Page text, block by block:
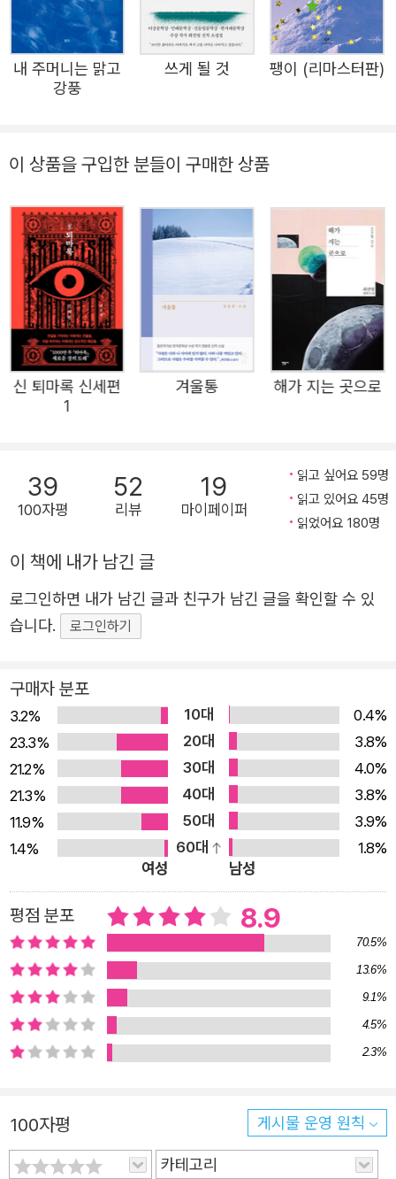
어? 어떤 풍경을 가장 좋아해? 물론 나무는 대답이 없었습니다.
나무의 나이가 궁금해서 줄기나 수관을 유심히 살펴본 적도 있지
만 아무것도 알아내지 못했습니다.
제주로 거처를 옮긴 뒤에도 매일 저녁 산책을 했습니다. 친구를
는 사람이 만든 안내판이 있었고, 나무들의 수령이 적혀 있었습니
에서…… 다 봤을 겁니다. 인간의 어리석음을, 악행을, 나약함을,
순수함을, 서로를 돕고 아끼는 모습을, 사랑하고 기도하다 어느
날 문득 사라져버리는 찰나의 삶을.
이 소설은 그렇게 시작되었다고 말할 수 있을까요. 영주와 서울,
대전과 천안의 나무 친구들은 잘 지내고 있겠지요.
나무를 알고 싶어서 이런저런 책과 인터넷 정보를 찾아 봤습니다.
하지만 나는 여전히 나무를 모릅니다. 나무를 보면서도 사람을 생
분이었습니다. 줄기처럼, 잎처럼, 햇살을 받으며 하늘 높이 오르
고 싶었던 건 아니었어요. 그러나 뿌리처럼 더욱 깊은 곳으로 나
아가고 싶지도 않았습니다. 무엇을 원하는지도 모르고 매일 글을
썼습니다.
10여 년간 붙들고 지낸 여러 질문이 있습니다. 반복적으로 쓴 문
장과 단어가 있습니다. 소설을 쓰면서 답을 찾고 싶었습니다. 답
가 계속 묻던 것은 알고 싶지 않은 것이었어요. 모른 채 살고 싶은
것. 답을 알게 될까 두렵습니다. 풀지 못한 문제로 남겨두고 다른
질문으로 나아가고 싶습니다.
다른 질문. 그것이 가능할까요. 가까스로 사람에 불과한 내가. 글
을 쓸수록 강렬하게 인지합니다. 한 번뿐인 삶, 다시없을 오늘을.
소설의 막바지에 이르렀을 때는 여름이 시작되고 있었어요. 파란
하늘에서 느닷없이 쏟아지는 소나기. 언젠가 사라져버릴 당신과
나를 영원히 사랑하기 위해 이 소설을 썼습니다.
(…) 그리고 이 문장을 바라보는 당신에게 내 마음을 전해요. 지금
내 마음에는 광활한 하늘과 드넓은 바다, 거센 바람을 타는 새, 비
바람에도 한자리에서 다만 흔들리는 나무가 있습니다. 단 한 사
람, 당신이 있습니다. 이 마음을 지키며 언제고 당도할 안부를 기
다리겠습니다.
를 바이러스가 전 세계를 뒤덮은 혼란의 시기를 배경으로 한
아포칼립스 소설 《해가 지는 곳으로》, 성폭력 피해생존자의
내밀한 의식과 현실을 정면으로 주파한 《이제야 언니에게》
대 가정에서 자라난 소녀, 비정규직 청년 등 폭력과 고통의
이야기는 내내 주목받고 신뢰받았다. 그럼에도 어떠한 동요
없이 어떠한 소비 없이 묵묵히 쓰기를 계속해온 작가. “쓰다
보면 견딜 수 있다”라는 그의 말은 “최진영은 끝까지 우리
삶의 전부를 써낼 것이다”(소설가 황현진)라는 말로 통한다.
이런 그가 2년여 만에 발표하는 신작 장편소설 《단 한 사람》
으로 한발 더 나아갔다. 지구에서 가장 키가 크고 오래 사는
생물, 수천 년 무성한 나무의 생 가운데 이파리 한 장만큼을
빌려 죽을 위기에 처한 단 한 명만 살릴 수 있는, 나무와 인
해, 사고사와 자연사 등 무작위한 죽음의 장면. 동시에 한 목
소리가 들린다. 네가 구하면 살아. 나무의 알 수 없는 소환은
이어지고 일상은 흔들린다. 수많은 죽음 가운데 오직 한 사
람만을 살려야 한다는 것, 그런데 이 일은 대를 이어온 과업.
마라고 했다. 이제 목화는 선택해야 한다. 삶과 죽음은 무엇
인가? 신에게는 뜻이 있는가? 사람은 서로에게 구원이 될 수
랫동안 천착해온 묵직한 주제와 더불어 문명과 세태에 대한
날카로운 통찰이 돋보임은 물론, ‘수명 중개’라는 판타지적
요소까지 더해 읽는 재미가 배가된다. 최진영 소설 세계의
전환점이 될 《단 한 사람》은 작가가 3년 전 착안해 지난 1년
간의 집필 끝에 출간하는 전작 소설이자 여덟 번째 장편이
다. “오직 너라는 한 존재를 바라보고 있다고” 3대에 걸친
‘살리는 자’의 숙명, 그리고 ‘인간의 몫’에 관하여 최초에 씨
앗에서 움튼 어린 두 나무가 있었다. 부족함을 모르고 무럭
무럭 자라 천재지변을 견디고 장엄한 숲이 된. 그러나 두 발
로 걷는 희귀한 종족 인간이 나타나고 나무들은 차례로 쓰러
진다. 사람에게 파괴된 적이 있는 나무, 그 나무는 그 자리에
서 어떤 사람을 파괴한 적이 있다. 장미수와 신복일은 결속
하여 일화, 월화, 금화, 쌍둥이 남매 목화와 목수를 낳는다.
어느 날 꼬마 금화와 쌍둥이는 홀린 듯 그 숲속으로 향한다.
산을 오르던 금화의 머리 위로 나무가 우지끈 기운다. 목화
화는 온데간데없다. 금화의 실종 후 가족들은 죄책감으로 고
로 투신의 장면들이 펼쳐진다. 그 죽음을 목도하다가 목소리
내 주머니는 맑고
강풍
쓰게 될 것 팽이 (리마스터판)
이 상품을 구입한 분들이 구매한 상품
신 퇴마록 신세편
1
겨울통 해가 지는 곳으로
39
100자평
52
리뷰
19
마이페이퍼
읽고 싶어요 59명
읽고 있어요 45명
읽었어요 180명
이 책에 내가 남긴 글
로그인하면 내가 남긴 글과 친구가 남긴 글을 확인할 수 있
습니다.
로그인하기
구매자 분포
3.2% 10대
0.4%
23.3%
20대
3.8%
21.2%
30대
4.0%
21.3%
40대
3.8%
11.9%
50대
3.9%
1.4%
60대 1.8%
여성 남성
평점 분포 8.9
70.5%
13.6%
9.1%
4.5%
2.3%
100자평 게시물 운영 원칙
카테고리